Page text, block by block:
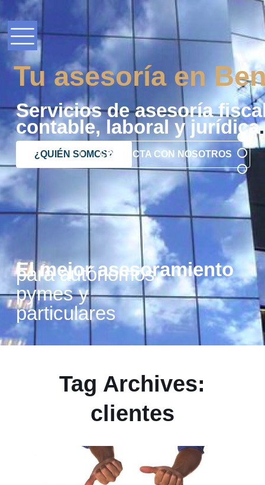
Tu asesoría en
Servicios de asesoría
contable, laboral y jurídica.
¿QUIÉN SOMOS?CONTACTA CON NOSOTROS
El mejor asesoramiento
para autónomos,
pymes y
particulares
Tag Archives:
clientes